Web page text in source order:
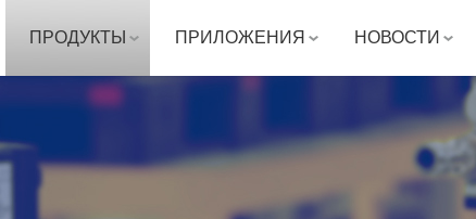
ПРОДУКТЫ ПРИЛОЖЕНИЯ НОВОСТИ